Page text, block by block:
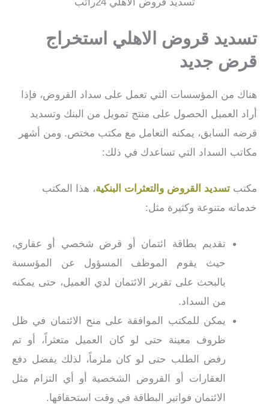
تسديد قروض الاهلي استخراج
قرض جديد
هناك من المؤسسات التي تعمل على سداد القروض، فإذا
أراد العميل الحصول على منتج تمويل من البنك وتسديد
قرضه السابق، يمكنه التعامل مع مكتب مختص. ومن أشهر
مكاتب السداد التي تساعدك في ذلك:
مكتب تسديد القروض والتعثرات البنكية، هذا المكتب
خدماته متنوعة وكثيرة مثل:
تقديم بطاقة ائتمان أو قرض شخصي أو عقاري،
حيث يقوم الموظف المسؤول عن المؤسسة
بالبحث على تقرير الائتمان لدي العميل، حتى يمكنه
من السداد.
يمكن للمكتب الموافقة على منح الائتمان في ظل
ظروف معينة حتى لو كان العميل متعثراً، أو تم
رفض الطلب حتى لو كان ملزماً، لذلك يفضل دفع
العقارات أو القروض الشخصية أو أي التزام مثل
الائتمان فواتير البطاقة في وقت استحقاقها.